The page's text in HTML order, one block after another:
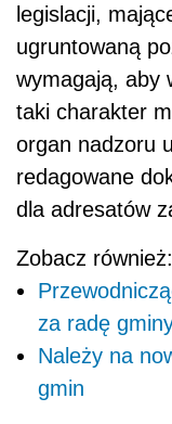
legislacji,
ugruntowaną
wymagają, aby
taki charakter
organ nadzoru
redagowane
dla adresatów
Zobacz również:
za radę
Należy na
gmin